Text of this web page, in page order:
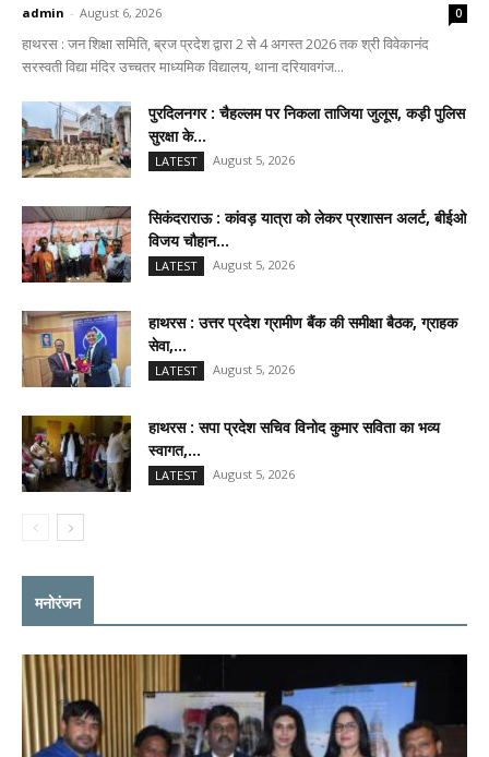
admin - August 6, 2026 0
हाथरस : जन शिक्षा समिति, ब्रज प्रदेश द्वारा 2 से 4 अगस्त 2026 तक श्री विवेकानंद
सरस्वती विद्या मंदिर उच्चतर माध्यमिक विद्यालय, थाना दरियावगंज...
पुरदिलनगर : चैहल्लम पर निकला ताजिया जुलूस, कड़ी पुलिस
सुरक्षा के...
LATEST August 5, 2026
सिकंदराराऊ : कांवड़ यात्रा को लेकर प्रशासन अलर्ट, बीईओ
विजय चौहान...
LATEST August 5, 2026
हाथरस : उत्तर प्रदेश ग्रामीण बैंक की समीक्षा बैठक, ग्राहक
सेवा,...
LATEST August 5, 2026
हाथरस : सपा प्रदेश सचिव विनोद कुमार सविता का भव्य
स्वागत,...
LATEST August 5, 2026
मनोरंजन